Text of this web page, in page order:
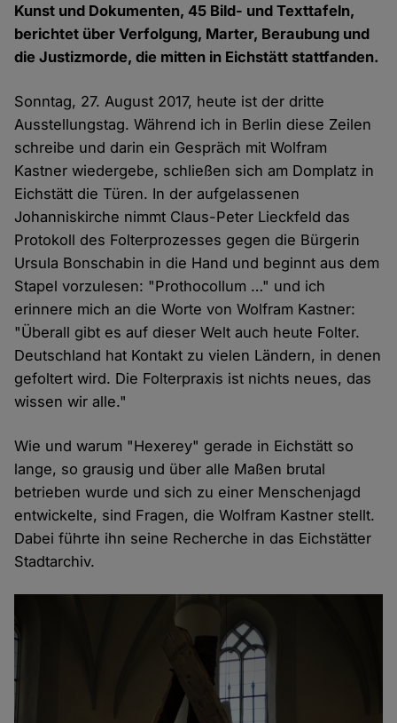
Kunst und Dokumenten, 45 Bild- und Texttafeln,
berichtet über Verfolgung, Marter, Beraubung und
die Justizmorde, die mitten in Eichstätt stattfanden.
Sonntag, 27. August 2017, heute ist der dritte
Ausstellungstag. Während ich in Berlin diese Zeilen
schreibe und darin ein Gespräch mit Wolfram
Kastner wiedergebe, schließen sich am Domplatz in
Eichstätt die Türen. In der aufgelassenen
Johanniskirche nimmt Claus-Peter Lieckfeld das
Protokoll des Folterprozesses gegen die Bürgerin
Ursula Bonschabin in die Hand und beginnt aus dem
Stapel vorzulesen: "Prothocollum …" und ich
erinnere mich an die Worte von Wolfram Kastner:
"Überall gibt es auf dieser Welt auch heute Folter.
Deutschland hat Kontakt zu vielen Ländern, in denen
gefoltert wird. Die Folterpraxis ist nichts neues, das
wissen wir alle."
Wie und warum "Hexerey" gerade in Eichstätt so
lange, so grausig und über alle Maßen brutal
betrieben wurde und sich zu einer Menschenjagd
entwickelte, sind Fragen, die Wolfram Kastner stellt.
Dabei führte ihn seine Recherche in das Eichstätter
Stadtarchiv.